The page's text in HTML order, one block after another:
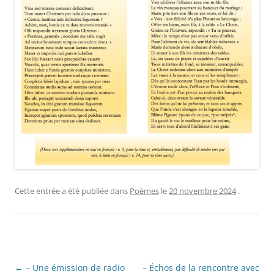
Cette entrée a été publiée dans Poèmes le20 novembre 2024 .
Navigation
← – Une émission de radio
– Échos de la rencontre avec